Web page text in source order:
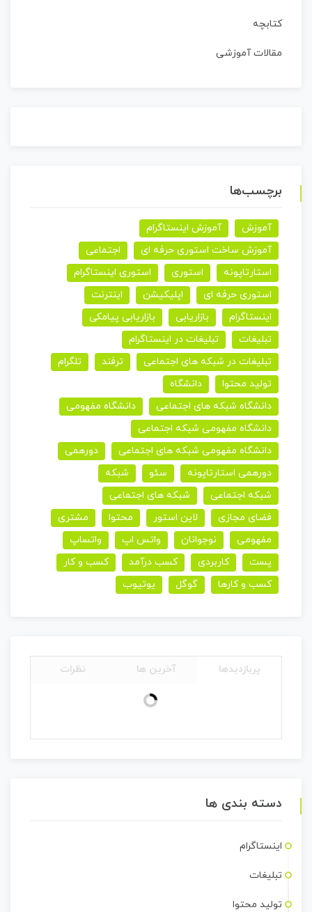
کتابچه
مقالات آموزشی
برچسب‌ها
آموزش
آموزش اینستاگرام
آموزش ساخت استوری حرفه ای
اجتماعی
استارتاپونه
استوری
استوری اینستاگرام
استوری حرفه ای
اپلیکیشن
اینترنت
اینستاگرام
بازاریابی
بازاریابی پیامکی
تبلیغات
تبلیغات در اینستاگرام
تبلیغات در شبکه های اجتماعی
ترفند
تلگرام
تولید محتوا
دانشگاه
دانشگاه شبکه های اجتماعی
دانشگاه مفهومی
دانشگاه مفهومی شبکه اجتماعی
دانشگاه مفهومی شبکه های اجتماعی
دورهمی
دورهمی استارتاپونه
سئو
شبکه
شبکه اجتماعی
شبکه های اجتماعی
فضای مجازی
لاین استور محتوا
مشتری
مفهومی
نوجوانان واتس اپ
واتساپ
پست
کاربردی کسب درآمد
کسب و کار
کسب و کارها
گوگل یوتیوب
پربازدیدها آخرین ها نظرات
دسته بندی ها
اینستاگرام
تبلیغات
تولید محتوا